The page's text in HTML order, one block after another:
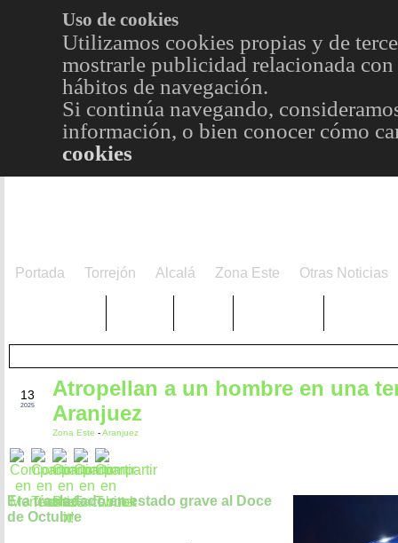
Uso de cookies
Utilizamos cookies propias y de
mostrarle publicidad relacionada
hábitos de navegación.
Si continúa navegando,
información, o bien conocer cómo
cookies
Portada Torrejón Alcalá Zona Este Otras Noticias
13
2025
Atropellan a un hombre en una
Aranjuez
Zona Este -Aranjuez
Era trasladado en estado grave al Doce
de Octubre